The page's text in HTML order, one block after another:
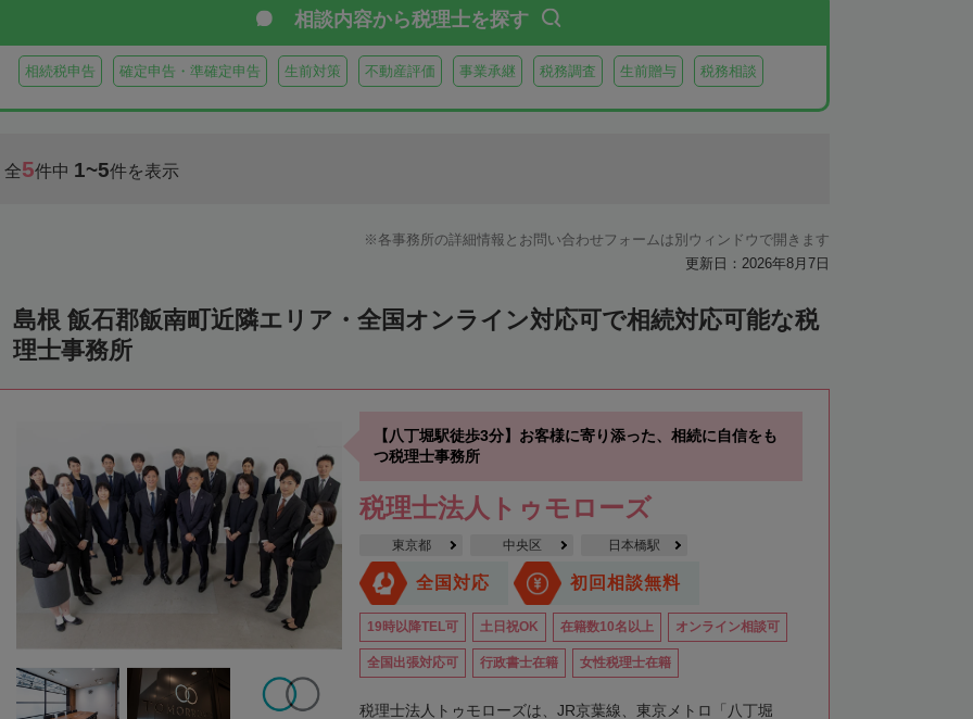
相談内容から税理士を探す
相続税申告 確定申告・準確定申告 生前対策 不動産評価 事業承継 税務調査 生前贈与 税務相談
全5件中 1~5件を表示
各事務所の詳細情報とお問い合わせフォームは別ウィンドウで開きます
更新日：2026年8月7日
島根 飯石郡飯南町近隣エリア・全国オンライン対応可で相続対応可能な税
理士事務所
【八丁堀駅徒歩3分】お客様に寄り添った、相続に自信をも
つ税理士事務所
税理士法人トゥモローズ
東京都 中央区 日本橋駅
全国対応 初回相談無料
19時以降TEL可 土日祝OK 在籍数10名以上 オンライン相談可
全国出張対応可 行政書士在籍 女性税理士在籍
税理士法人トゥモローズは、JR京葉線、東京メトロ「八丁堀